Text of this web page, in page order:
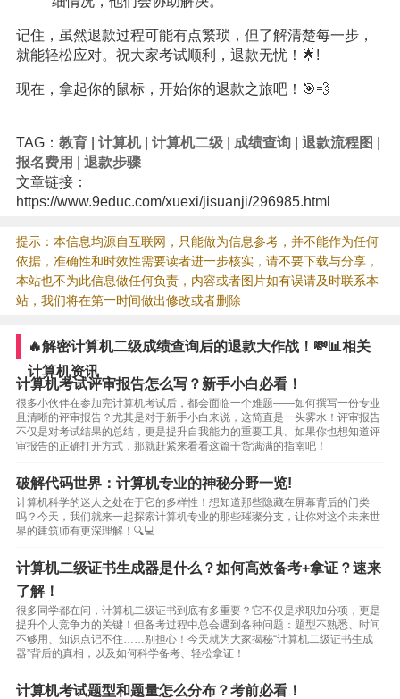
记住，虽然退款过程可能有点繁琐，但了解清楚每一步，
就能轻松应对。祝大家考试顺利，退款无忧！🌟!
现在，拿起你的鼠标，开始你的退款之旅吧！🎯💨
TAG： 教育| 计算机| 计算机二级| 成绩查询 退款流程图
报名费用
退款步骤
文章链接：
https://www.9educ.com/xuexi/jisuanji/296985.html
提示：本信息均源自互联网，只能做为信息参考，并不能作为任何
依据，准确性和时效性需要读者进一步核实，请不要下载与分享，
本站也不为此信息做任何负责，内容或者图片如有误请及时联系本
站，我们将在第一时间做出修改或者删除
🔥解密计算机二级成绩查询后的退款大作战！💸📊相关
计算机资讯
计算机考试评审报告怎么写？新手小白必看！
很多小伙伴在参加完计算机考试后，都会面临一个难题——如何撰写一份专业
且清晰的评审报告？尤其是对于新手小白来说，这简直是一头雾水！评审报告
不仅是对考试结果的总结，更是提升自我能力的重要工具。如果你也想知道评
审报告的正确打开方式，那就赶紧来看看这篇干货满满的指南吧！
破解代码世界：计算机专业的神秘分野一览!
计算机科学的迷人之处在于它的多样性！想知道那些隐藏在屏幕背后的门类
吗？今天，我们就来一起探索计算机专业的那些璀璨分支，让你对这个未来世
界的建筑师有更深理解！🔍💻
计算机二级证书生成器是什么？如何高效备考+拿证？速来
了解！
很多同学都在问，计算机二级证书到底有多重要？它不仅是求职加分项，更是
提升个人竞争力的关键！但备考过程中总会遇到各种问题：题型不熟悉、时间
不够用、知识点记不住……别担心！今天就为大家揭秘“计算机二级证书生成
器”背后的真相，以及如何科学备考、轻松拿证！
计算机考试题型和题量怎么分布？考前必看！